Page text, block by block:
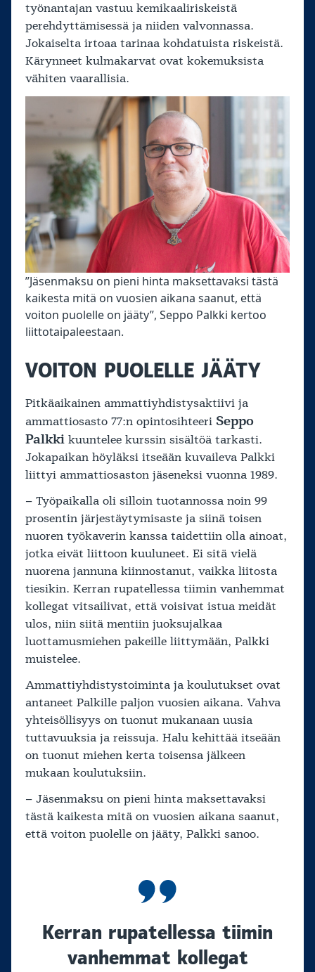
työnantajan vastuu kemikaaliriskeistä
perehdyttämisessä ja niiden valvonnassa.
Jokaiselta irtoaa tarinaa kohdatuista riskeistä.
Kärynneet kulmakarvat ovat kokemuksista
vähiten vaarallisia.
”Jäsenmaksu on pieni hinta maksettavaksi tästä
kaikesta mitä on vuosien aikana saanut, että
voiton puolelle on jääty”, Seppo Palkki kertoo
liittotaipaleestaan.
VOITON PUOLELLE JÄÄTY
Pitkäaikainen ammattiyhdistysaktiivi ja
ammattiosasto 77:n opintosihteeri Seppo
Palkki kuuntelee kurssin sisältöä tarkasti.
Jokapaikan höyläksi itseään kuvaileva Palkki
liittyi ammattiosaston jäseneksi vuonna 1989.
– Työpaikalla oli silloin tuotannossa noin 99
prosentin järjestäytymisaste ja siinä toisen
nuoren työkaverin kanssa taidettiin olla ainoat,
jotka eivät liittoon kuuluneet. Ei sitä vielä
nuorena jannuna kiinnostanut, vaikka liitosta
tiesikin. Kerran rupatellessa tiimin vanhemmat
kollegat vitsailivat, että voisivat istua meidät
ulos, niin siitä mentiin juoksujalkaa
luottamusmiehen pakeille liittymään, Palkki
muistelee.
Ammattiyhdistystoiminta ja koulutukset ovat
antaneet Palkille paljon vuosien aikana. Vahva
yhteisöllisyys on tuonut mukanaan uusia
tuttavuuksia ja reissuja. Halu kehittää itseään
on tuonut miehen kerta toisensa jälkeen
mukaan koulutuksiin.
– Jäsenmaksu on pieni hinta maksettavaksi
tästä kaikesta mitä on vuosien aikana saanut,
että voiton puolelle on jääty, Palkki sanoo.
Kerran rupatellessa tiimin
vanhemmat kollegat